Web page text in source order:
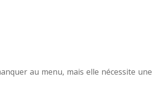
au menu, mais elle nécessite une